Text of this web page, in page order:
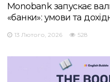
Monobank запускає
«банки»: умови та
13 Лютого, 2026 528